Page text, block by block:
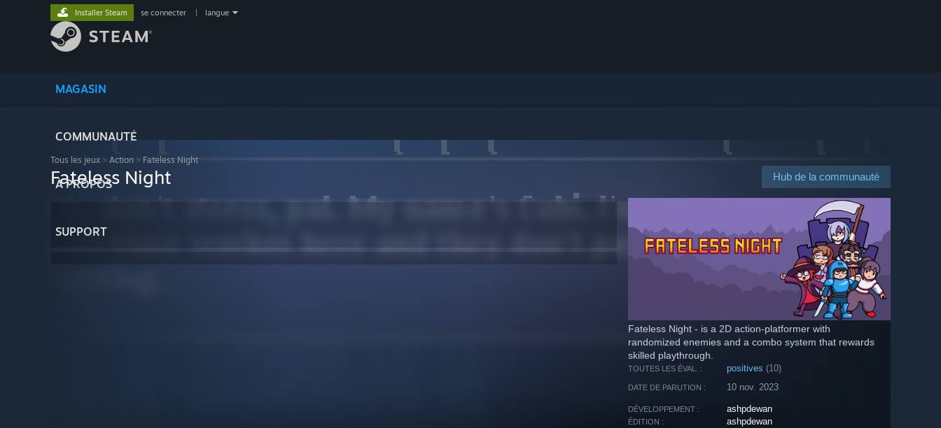
MAGASIN
COMMUNAUTÉ
À PROPOS
SUPPORT
Installer Steam se connecter langue
Tous les jeux > Action > Fateless Night
Hub de la communauté
Fateless Night
Fateless Night - is a 2D action-platformer with
randomized enemies and a combo system that rewards
skilled playthrough.
TOUTES LES ÉVAL. : positives (10)
DATE DE PARUTION : 10 nov. 2023
DÉVELOPPEMENT : ashpdewan
ÉDITION : ashpdewan